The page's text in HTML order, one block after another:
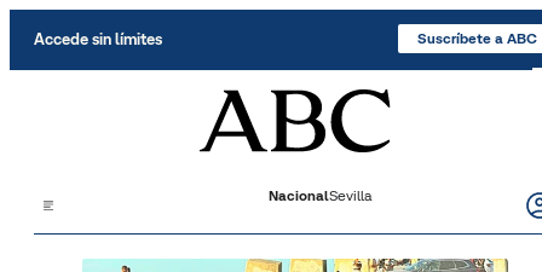
Accede sin límites Suscríbete a ABC
NacionalSevilla